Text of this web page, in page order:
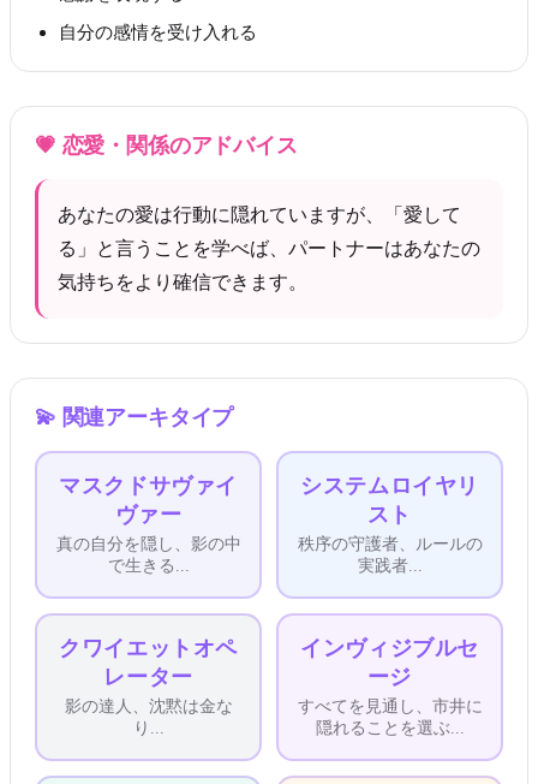
自分の感情を受け入れる
💗 恋愛・関係のアドバイス
あなたの愛は行動に隠れていますが、「愛して
る」と言うことを学べば、パートナーはあなたの
気持ちをより確信できます。
💫 関連アーキタイプ
マスクドサヴァイ
ヴァー
真の自分を隠し、影の中
で生きる ...
システムロイヤリ
スト
秩序の守護者、ルールの
実践者...
クワイエットオペ
レーター
影の達人、沈黙は金な
り ...
インヴィジブルセ
ージ
すべてを見通し、市井に
隠れることを選ぶ...